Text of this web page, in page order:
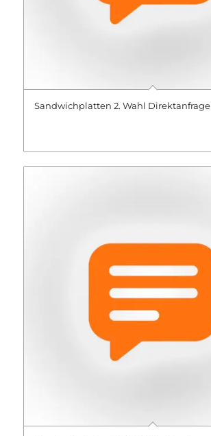
Sandwichplatten 2. Wahl Direktanfrage